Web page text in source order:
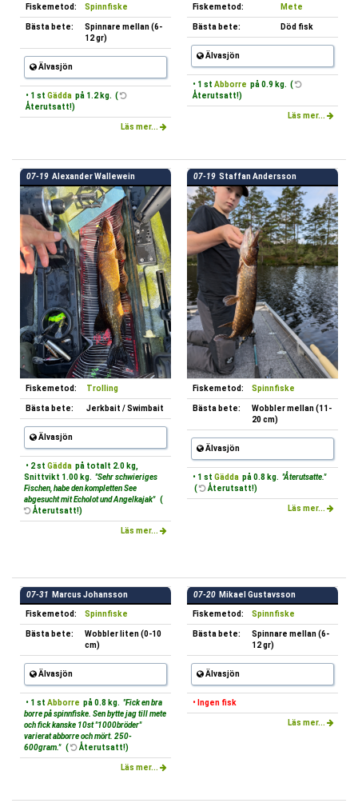
Fiskemetod: Spinnfiske
Bästa bete:
Spinnare mellan (6-
12 gr)
Älvasjön
• 1 st Gädda på 1.2 kg. (
Återutsatt!)
Läs mer...
Fiskemetod: Mete
Bästa bete: Död fisk
Älvasjön
• 1 st Abborre på 0.9 kg. (
Återutsatt!)
Läs mer...
07-19 Alexander Wallewein
Fiskemetod: Trolling
Bästa bete: Jerkbait / Swimbait
Älvasjön
• 2 st Gädda på totalt 2.0 kg,
Snittvikt 1.00 kg. "Sehr schwieriges
Fischen, habe den kompletten See
abgesucht mit Echolot und Angelkajak" (
Återutsatt!)
Läs mer...
07-19 Staffan Andersson
Fiskemetod: Spinnfiske
Bästa bete:
Wobbler mellan (11-
20 cm)
Älvasjön
• 1 st Gädda på 0.8 kg. "Återutsatte."
(
Återutsatt!)
Läs mer...
07-31 Marcus Johansson
Fiskemetod: Spinnfiske
Bästa bete:
Wobbler liten (0-10
cm)
Älvasjön
• 1 st Abborre på 0.8 kg. "Fick en bra
borre på spinnfiske. Sen bytte jag till mete
och fick kanske 10st "1000bröder"
varierat abborre och mört. 250-
600gram." ( Återutsatt!)
Läs mer...
07-20 Mikael Gustavsson
Fiskemetod: Spinnfiske
Bästa bete:
Spinnare mellan (6-
12 gr)
Älvasjön
• Ingen fisk
Läs mer...